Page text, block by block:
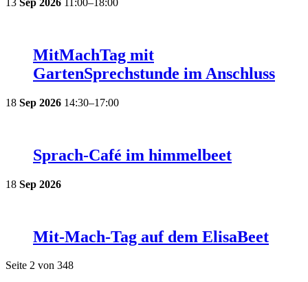
13 Sep 2026 11:00–18:00
MitMachTag mit
GartenSprechstunde im Anschluss
18 Sep 2026 14:30–17:00
Sprach-Café im himmelbeet
18 Sep 2026
Mit-Mach-Tag auf dem ElisaBeet
Seite 2 von 348